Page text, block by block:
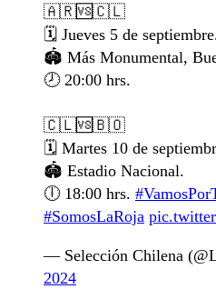
🇦🇷🆚🇨🇱
🗓️ Jueves 5 de
🏟️ Más Monumental,
🕗 20:00 hrs.
🇨🇱🆚🇧🇴
🗓️ Martes 10 de
🏟️ Estadio Nacional.
🕕 18:00 hrs.
#SomosLaRoja
— Selección Chilena
2024